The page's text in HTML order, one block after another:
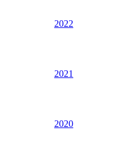
2022
2021
2020